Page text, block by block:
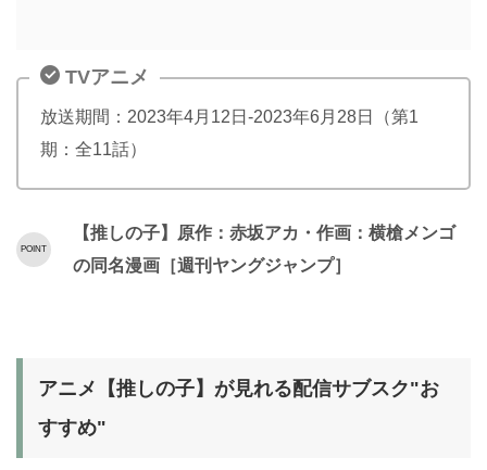
TVアニメ
放送期間：2023年4月12日-2023年6月28日（第1
期：全11話）
【推しの子】原作：赤坂アカ・作画：横槍メンゴ
の同名漫画［週刊ヤングジャンプ］
アニメ【推しの子】が見れる配信サブスク"お
すすめ"